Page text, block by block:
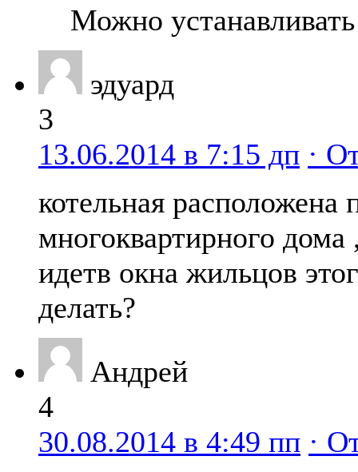
Можно
эдуард
3
13.06.2014 в 7:15 дп ·
котельная
многоквартирного
идетв окна жильцов
делать?
Андрей
4
30.08.2014 в 4:49 пп ·